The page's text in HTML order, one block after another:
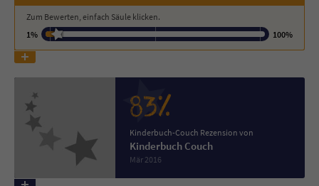
Zum Bewerten, einfach Säule klicken.
1%
100%
83%
Kinderbuch-Couch Rezension von
Kinderbuch Couch
Mär 2016
Name tx_pwcomments_ahash
Anbieter
Laufzeit
Zweck Cookie für Kommentare einzelner Buchtitel
Name fe_typo_user